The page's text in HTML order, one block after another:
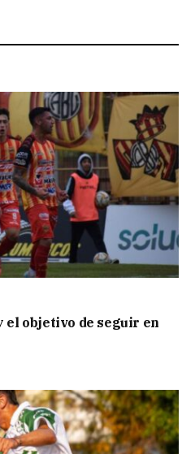
el objetivo de seguir en